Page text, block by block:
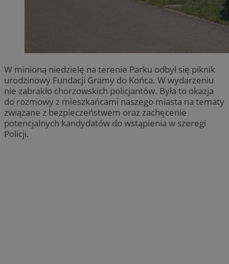
W minioną niedzielę na terenie Parku odbył się piknik
urodzinowy Fundacji Gramy do Końca. W wydarzeniu
nie zabrakło chorzowskich policjantów. Była to okazja
do rozmowy z mieszkańcami naszego miasta na tematy
związane z bezpieczeństwem oraz zachęcenie
potencjalnych kandydatów do wstąpienia w szeregi
Policji.